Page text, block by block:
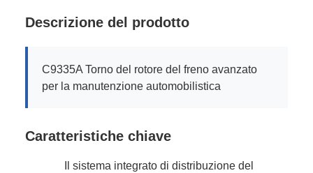
Descrizione del prodotto
C9335A Torno del rotore del freno avanzato
per la manutenzione automobilistica
Caratteristiche chiave
Il sistema integrato di distribuzione del